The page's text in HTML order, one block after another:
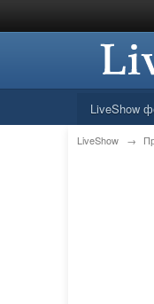
LiveShow
LiveShow →